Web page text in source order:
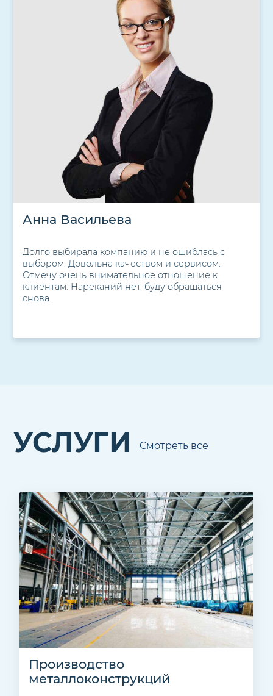
Анна Васильева
Долго выбирала компанию и не ошиблась с
выбором. Довольна качеством и сервисом.
Отмечу очень внимательное отношение к
клиентам. Нареканий нет, буду обращаться
снова.
УСЛУГИ Смотреть все
Производство
металлоконструкций